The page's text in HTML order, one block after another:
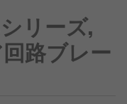
リーズ,
路ブレー